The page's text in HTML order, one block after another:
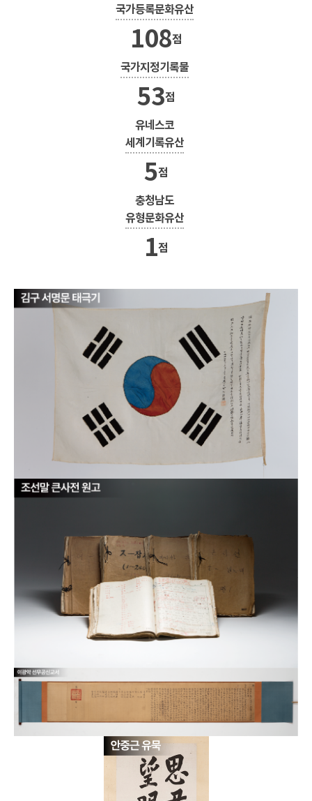
국가등록문화유산
108점
국가지정기록물
53점
유네스코
세계기록유산
5점
충청남도
유형문화유산
1점